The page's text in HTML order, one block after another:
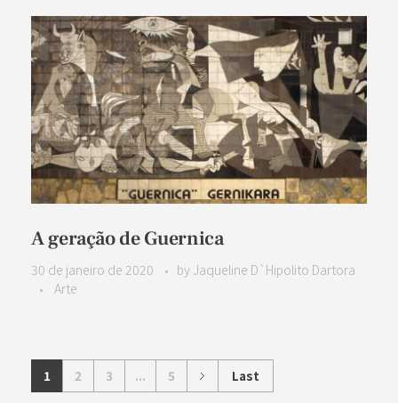
A geração de Guernica
30 de janeiro de 2020 by Jaqueline D`Hipolito Dartora
Arte
1 2 3 ... 5 Last